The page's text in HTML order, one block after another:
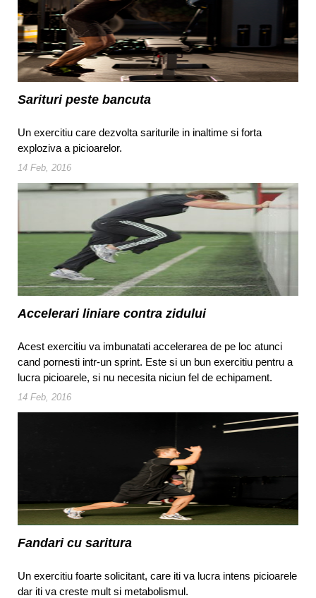
Sarituri peste bancuta
Un exercitiu care dezvolta sariturile in inaltime si forta
exploziva a picioarelor.
14 Feb, 2016
Accelerari liniare contra zidului
Acest exercitiu va imbunatati accelerarea de pe loc atunci
cand pornesti intr-un sprint. Este si un bun exercitiu pentru a
lucra picioarele, si nu necesita niciun fel de echipament.
14 Feb, 2016
Fandari cu saritura
Un exercitiu foarte solicitant, care iti va lucra intens picioarele
dar iti va creste mult si metabolismul.